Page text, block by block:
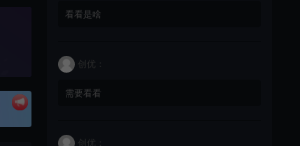
看看是啥
创优：
需要看看
创优：